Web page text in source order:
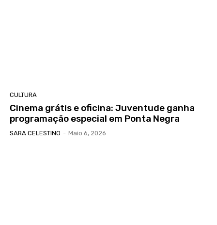
CULTURA
Cinema grátis e oficina: Juventude ganha
programação especial em Ponta Negra
SARA CELESTINO - Maio 6, 2026